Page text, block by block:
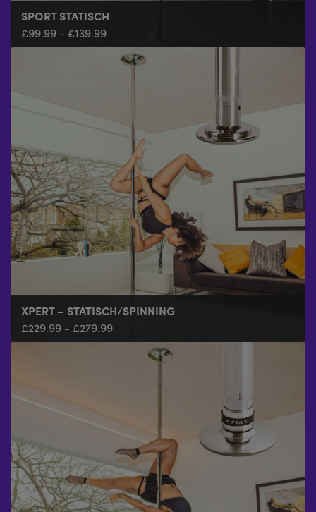
SPORT STATISCH
£99.99 - £139.99
XPERT – STATISCH/SPINNING
£229.99 - £279.99